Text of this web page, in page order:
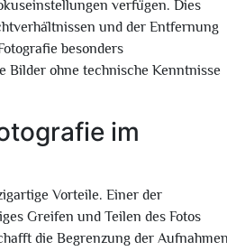
verfügen. Dies
und der Entfernung
besonders
ohne technische Kenntnisse
im
Vorteile. Einer der
Greifen und Teilen des Fotos
die Begrenzung der Aufnahmen